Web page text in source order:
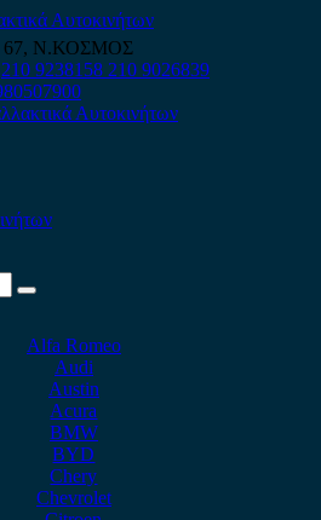
Ν.ΚΟΣΜΟΣ
210 9238158 210 9026839
Alfa Romeo
Audi
Austin
Acura
BMW
BYD
Chery
Chevrolet